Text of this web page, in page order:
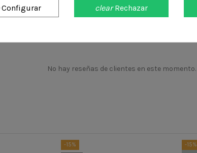
No hay reseñas de clientes en este momento.
-15%
-15%
Configurar clear Rechazar